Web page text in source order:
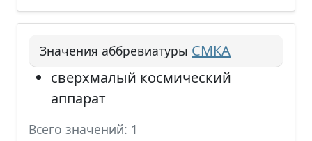
Значения аббревиатуры СМКА
сверхмалый космический
аппарат
Всего значений: 1